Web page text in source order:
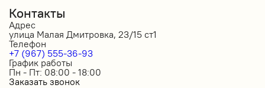
Контакты
Адрес
улица Малая Дмитровка, 23/15 ст1
Телефон
+7 (967) 555-36-93
График работы
Пн - Пт: 08:00 - 18:00
Заказать звонок